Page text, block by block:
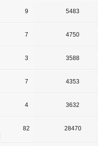
9 5483
7 4750
3 3588
7 4353
4 3632
82 28470